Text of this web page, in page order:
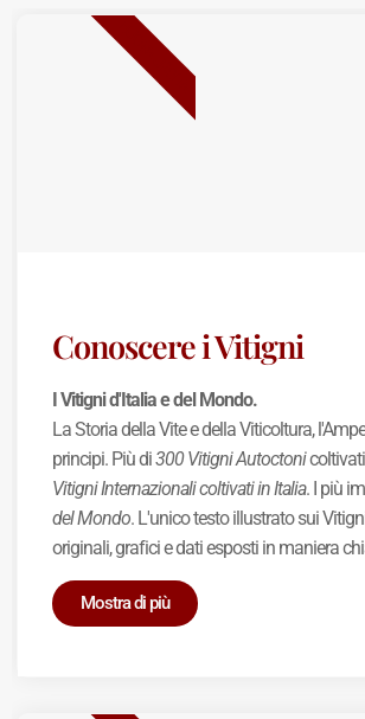
Conoscere i Vitigni
I Vitigni d'Italia e del Mondo.
La Storia della Vite e della Viticoltura,
principi. Più di300 Vitigni Autoctonicoltivati
Vitigni Internazionali coltivati in Italia. I più
del Mondo. L'unico testo illustrato sui
originali, grafici e dati esposti in maniera
Mostra di più
NUOVA USCITA